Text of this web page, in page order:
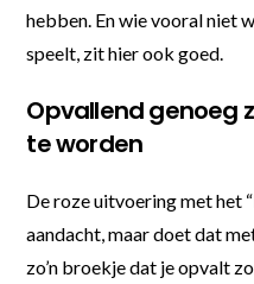
hebben. En wie vooral niet
speelt, zit hier ook goed.
Opvallend genoeg
te worden
De roze uitvoering met het
aandacht, maar doet dat
zo’n broekje dat je opvalt